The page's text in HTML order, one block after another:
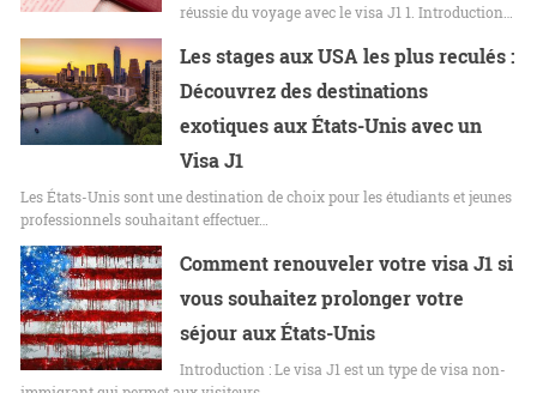
réussie du voyage avec le visa J1 1. Introduction…
Les stages aux USA les plus reculés :
Découvrez des destinations
exotiques aux États-Unis avec un
Visa J1
Les États-Unis sont une destination de choix pour les étudiants et jeunes
professionnels souhaitant effectuer…
Comment renouveler votre visa J1 si
vous souhaitez prolonger votre
séjour aux États-Unis
Introduction : Le visa J1 est un type de visa non-